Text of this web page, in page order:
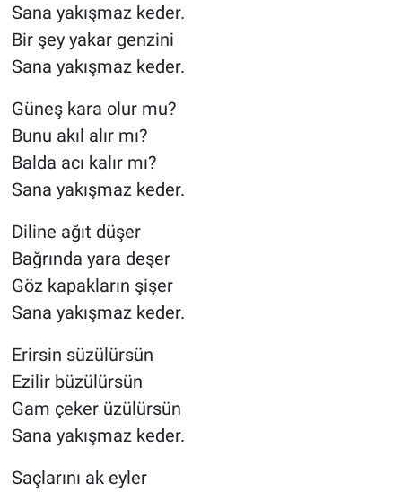
Sana yakışmaz keder.
Bir şey yakar genzini
Sana yakışmaz keder.
Güneş kara olur mu?
Bunu akıl alır mı?
Balda acı kalır mı?
Sana yakışmaz keder.
Diline ağıt düşer
Bağrında yara deşer
Göz kapakların şişer
Sana yakışmaz keder.
Erirsin süzülürsün
Ezilir büzülürsün
Gam çeker üzülürsün
Sana yakışmaz keder.
Saçlarını ak eyler